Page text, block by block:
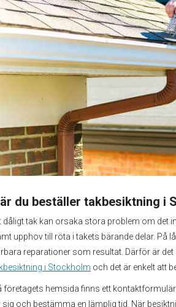
du beställer takbesiktning i
dåligt tak kan orsaka stora problem om det
upphov till röta i takets bärande delar. På
reparationer som resultat. Därför är det
i Stockholm och det är enkelt att
företagets hemsida finns ett
sig och bestämma en lämplig tid. När